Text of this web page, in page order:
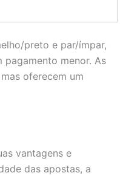
preto e par/ímpar,
menor. As
oferecem um
vantagens e
das apostas, a